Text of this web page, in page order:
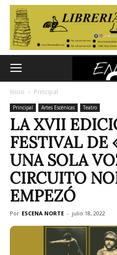
Inicio Principal
Principal Artes Escénicas Teatro
LA XVII
FESTIVAL DE
UNA SOLA
CIRCUITO
EMPEZÓ
Por ESCENA NORTE - julio 18, 2022